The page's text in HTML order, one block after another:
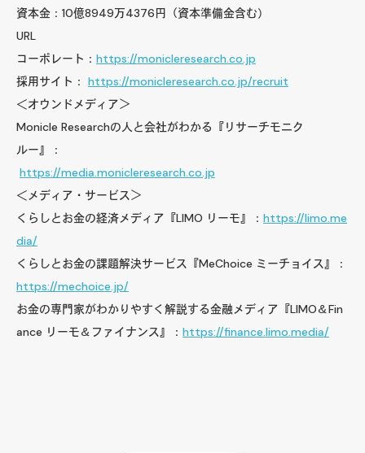
資本金：10億8949万4376円（資本準備金含む）
URL
コーポレート： https://monicleresearch.co.jp
採用サイト： https://monicleresearch.co.jp/recruit
＜オウンドメディア＞
Monicle Researchの人と会社がわかる『リサーチモニク
ルー』：
https://media.monicleresearch.co.jp
＜メディア・サービス＞
くらしとお金の経済メディア『LIMO リーモ』： https://limo.me
dia/
くらしとお金の課題解決サービス『MeChoice ミーチョイス』：
https://mechoice.jp/
お金の専門家がわかりやすく解説する金融メディア『LIMO＆Fin
ance リーモ＆ファイナンス』： https://finance.limo.media/